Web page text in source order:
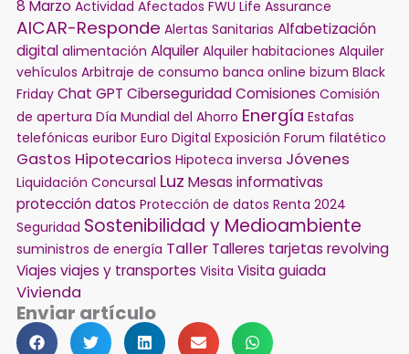
8 Marzo Actividad Afectados FWU Life Assurance
AICAR-Responde Alertas Sanitarias Alfabetización
digital alimentación Alquiler Alquiler habitaciones Alquiler
vehículos Arbitraje de consumo banca online bizum Black
Friday Chat GPT CiberseguridadComisiones Comisión
de apertura Día Mundial del Ahorro Energía Estafas
telefónicas euribor Euro Digital Exposición Forum filatético
Gastos Hipotecarios Hipoteca inversa Jóvenes
Liquidación Concursal Luz Mesas informativas
protección datos Protección de datos Renta 2024
Seguridad Sostenibilidad y Medioambiente
suministros de energía Taller Talleres tarjetas revolving
Viajes viajes y transportes Visita Visita guiada
Vivienda
Enviar artículo